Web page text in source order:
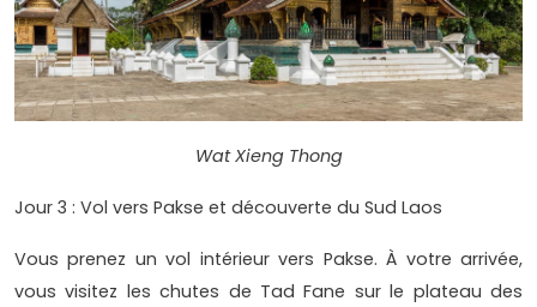
Wat Xieng Thong
Jour 3 : Vol vers Pakse et découverte du Sud Laos
Vous prenez un vol intérieur vers Pakse. À votre arrivée,
vous visitez les chutes de Tad Fane sur le plateau des